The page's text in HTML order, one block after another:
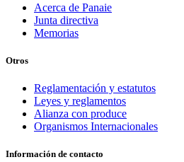
Acerca de Panaie
Junta directiva
Memorias
Otros
Reglamentación y estatutos
Leyes y reglamentos
Alianza con produce
Organismos Internacionales
Información de contacto